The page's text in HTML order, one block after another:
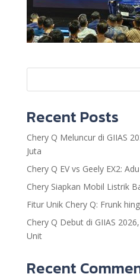
Recent Posts
Chery Q Meluncur di GIIAS
Juta
Chery Q EV vs Geely EX2:
Chery Siapkan Mobil Listrik
Fitur Unik Chery Q: Frunk
Chery Q Debut di GIIAS
Unit
Recent